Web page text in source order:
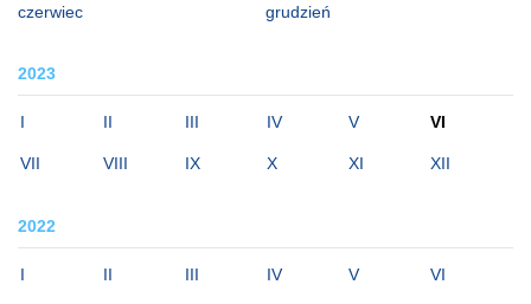
czerwiec grudzień
2023
I II III IV V VI
VII VIII IX X XI XII
2022
I II III IV V VI